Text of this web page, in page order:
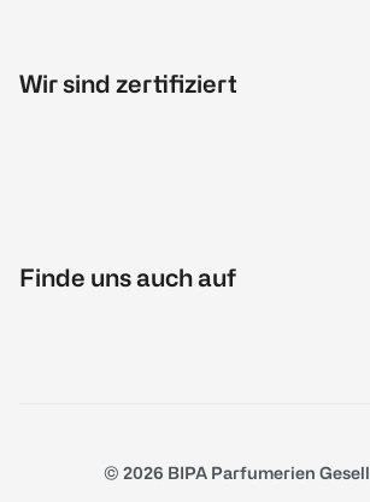
Wir sind zertifiziert
Finde uns auch auf
© 2026 BIPA Parfumerien